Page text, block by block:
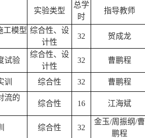
实验类型
总学
时
指导教师
工模型 综合性、设
计性
32 贺成龙
试验
综合性、设
计性
32 曹鹏程
综合性 32 曹鹏程
流的
综合性 16 江海斌
综合性 32
金玉/周振纲/曹
鹏程